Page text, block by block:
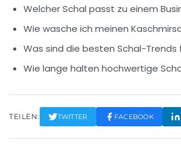
Welcher Schal passt zu einem
Wie wasche ich meinen
Was sind die besten Schal-Trends
Wie lange halten hochwertige
TEILEN: TWITTER FACEBOOK